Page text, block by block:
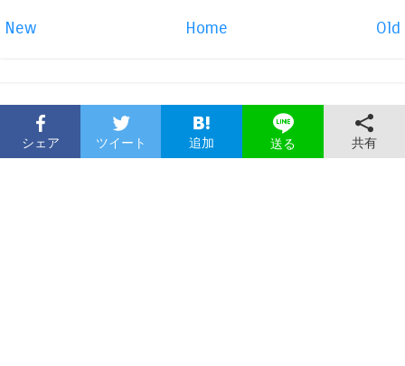
New Old
Home
シェア ツイート 追加 送る 共有